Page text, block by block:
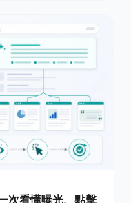
次看懂曝光、點擊